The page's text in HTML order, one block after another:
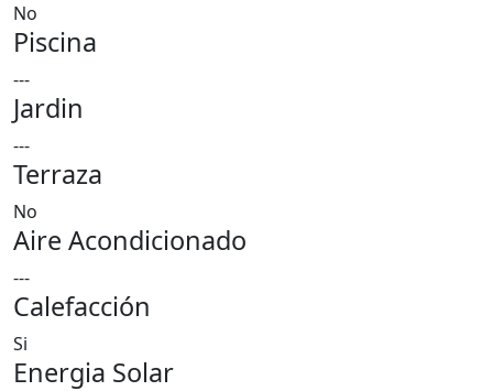
No
Piscina
---
Jardin
---
Terraza
No
Aire Acondicionado
---
Calefacción
Si
Energia Solar